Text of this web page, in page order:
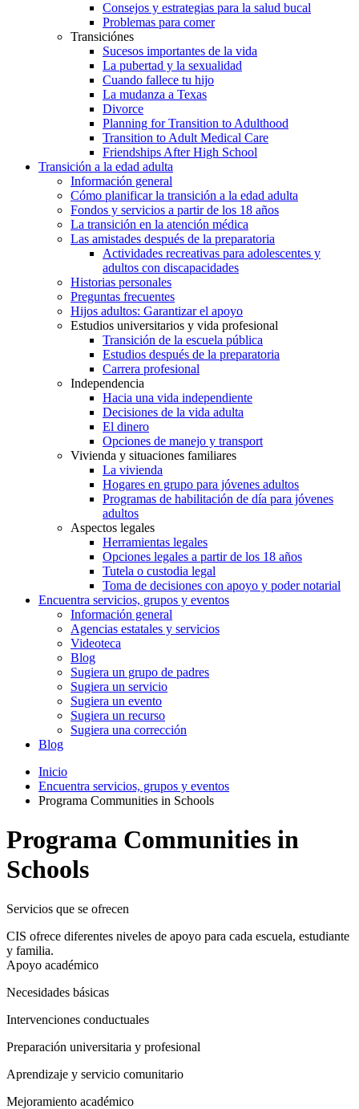
Consejos y estrategias para la salud bucal
Problemas para comer
Transiciónes
Sucesos importantes de la vida
La pubertad y la sexualidad
Cuando fallece tu hijo
La mudanza a Texas
Divorce
Planning for Transition to Adulthood
Transition to Adult Medical Care
Friendships After High School
Transición a la edad adulta
Información general
Cómo planificar la transición a la edad adulta
Fondos y servicios a partir de los 18 años
La transición en la atención médica
Las amistades después de la preparatoria
Actividades recreativas para adolescentes y
adultos con discapacidades
Historias personales
Preguntas frecuentes
Hijos adultos: Garantizar el apoyo
Estudios universitarios y vida profesional
Transición de la escuela pública
Estudios después de la preparatoria
Carrera profesional
Independencia
Hacia una vida independiente
Decisiones de la vida adulta
El dinero
Opciones de manejo y transport
Vivienda y situaciones familiares
La vivienda
Hogares en grupo para jóvenes adultos
Programas de habilitación de día para jóvenes
adultos
Aspectos legales
Herramientas legales
Opciones legales a partir de los 18 años
Tutela o custodia legal
Toma de decisiones con apoyo y poder notarial
Encuentra servicios, grupos y eventos
Información general
Agencias estatales y servicios
Videoteca
Blog
Sugiera un grupo de padres
Sugiera un servicio
Sugiera un evento
Sugiera un recurso
Sugiera una corrección
Blog
Inicio
Encuentra servicios, grupos y eventos
Programa Communities in Schools
Programa Communities in
Schools
Servicios que se ofrecen
CIS ofrece diferentes niveles de apoyo para cada escuela, estudiante
y familia.
Apoyo académico
Necesidades básicas
Intervenciones conductuales
Preparación universitaria y profesional
Aprendizaje y servicio comunitario
Mejoramiento académico